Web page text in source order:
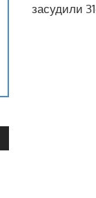
засудили